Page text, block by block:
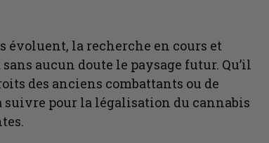
évoluent, la recherche en cours et
aucun doute le paysage futur. Qu’il
des anciens combattants ou de
suivre pour la légalisation du cannabis